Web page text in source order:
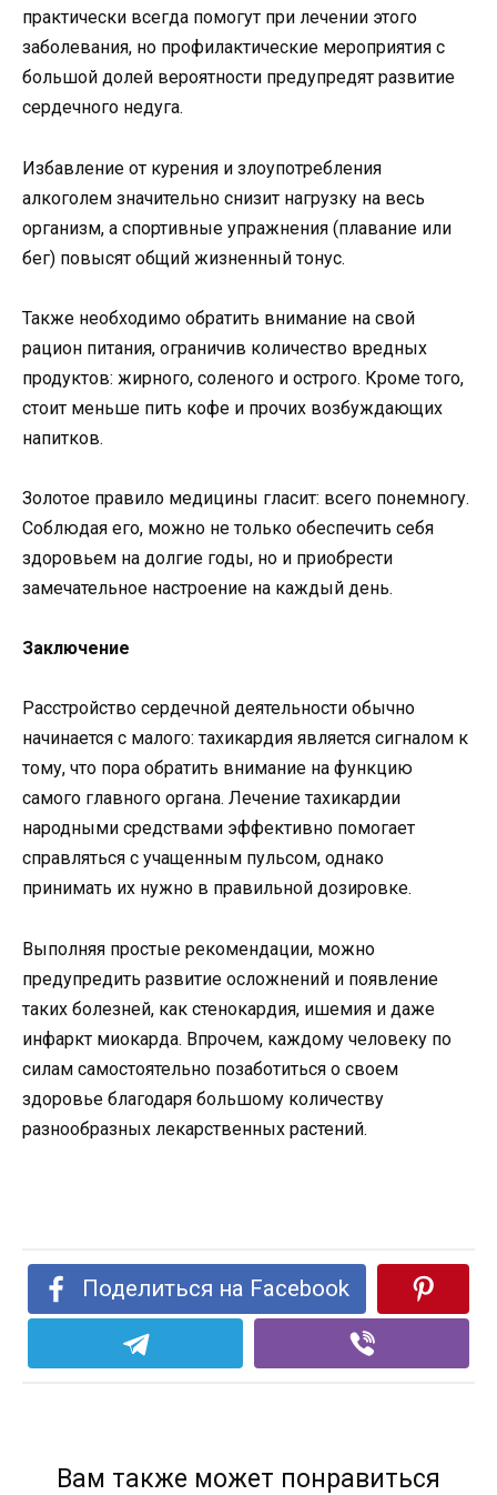
практически всегда помогут при лечении этого
заболевания, но профилактические мероприятия с
большой долей вероятности предупредят развитие
сердечного недуга.
Избавление от курения и злоупотребления
алкоголем значительно снизит нагрузку на весь
организм, а спортивные упражнения (плавание или
бег) повысят общий жизненный тонус.
Также необходимо обратить внимание на свой
рацион питания, ограничив количество вредных
продуктов: жирного, соленого и острого. Кроме того,
стоит меньше пить кофе и прочих возбуждающих
напитков.
Золотое правило медицины гласит: всего понемногу.
Соблюдая его, можно не только обеспечить себя
здоровьем на долгие годы, но и приобрести
замечательное настроение на каждый день.
Заключение
Расстройство сердечной деятельности обычно
начинается с малого: тахикардия является сигналом к
тому, что пора обратить внимание на функцию
самого главного органа. Лечение тахикардии
народными средствами эффективно помогает
справляться с учащенным пульсом, однако
принимать их нужно в правильной дозировке.
Выполняя простые рекомендации, можно
предупредить развитие осложнений и появление
таких болезней, как стенокардия, ишемия и даже
инфаркт миокарда. Впрочем, каждому человеку по
силам самостоятельно позаботиться о своем
здоровье благодаря большому количеству
разнообразных лекарственных растений.
Поделиться на Facebook
Вам также может понравиться